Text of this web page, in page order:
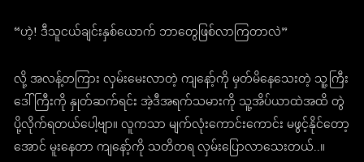
“ဟဲ့! ဒီသူငယ်ချင်းနှစ်ယောက် ဘာတွေဖြစ်လာကြတာလဲ”
လို့ အလန့်တကြား လှမ်းမေးလာတဲ့ ကျနော့်ကို မှတ်မိနေသေးတဲ့ သူ့ကြီး
ဒေါ်ကြီးကို နှုတ်ဆက်ရင်း အဲ့ဒီအရက်သမားကို သူ့အိပ်ယာထဲအထိ တွဲ
ပို့လိုက်ရတယ်ပေါ့ဗျာ။ လူကသာ မျက်လုံးကောင်းကောင်း မဖွင့်နိုင်တော့
အောင် မူးနေတာ ကျနော့်ကို သတိတရ လှမ်းပြောလာသေးတယ်..။